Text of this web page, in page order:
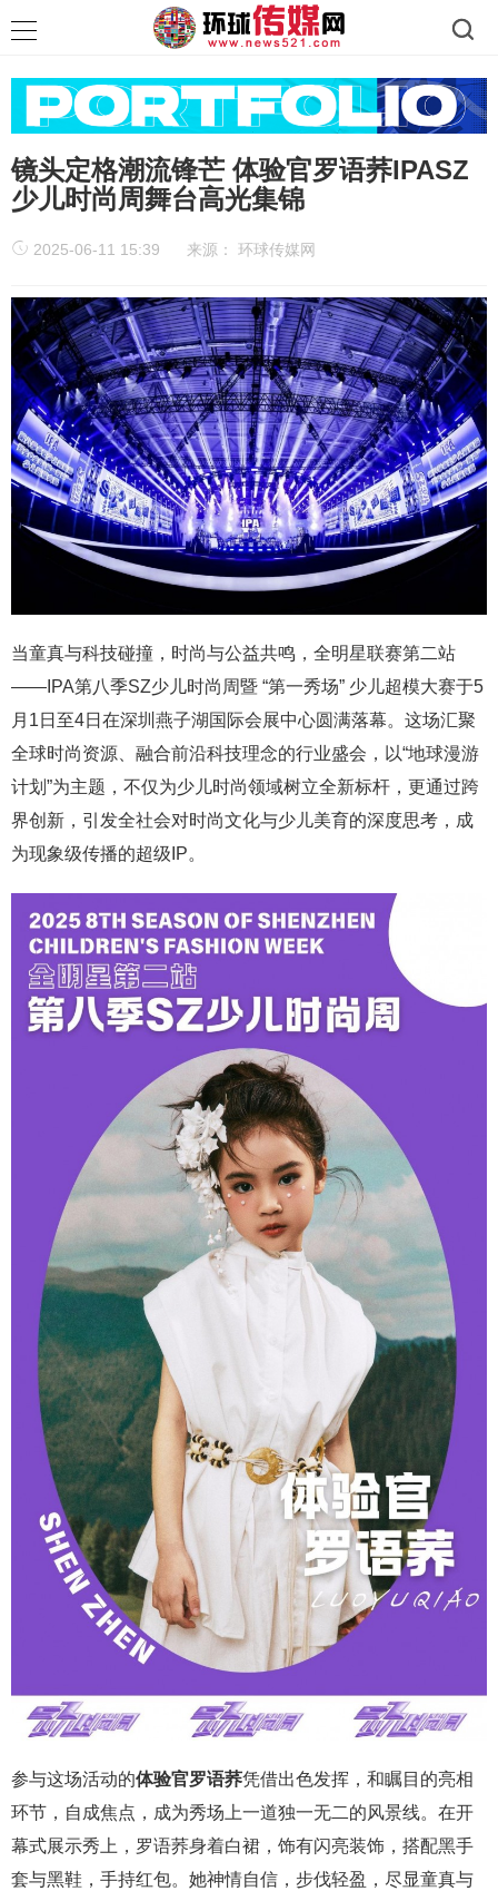
镜头定格潮流锋芒 体验官罗语荞IPASZ
少儿时尚周舞台高光集锦
2025-06-11 15:39 来源： 环球传媒网
当童真与科技碰撞，时尚与公益共鸣，全明星联赛第二站
——IPA第八季SZ少儿时尚周暨 “第一秀场” 少儿超模大赛于5
月1日至4日在深圳燕子湖国际会展中心圆满落幕。这场汇聚
全球时尚资源、融合前沿科技理念的行业盛会，以“地球漫游
计划”为主题，不仅为少儿时尚领域树立全新标杆，更通过跨
界创新，引发全社会对时尚文化与少儿美育的深度思考，成
为现象级传播的超级IP。
参与这场活动的体验官罗语荞凭借出色发挥，和瞩目的亮相
环节，自成焦点，成为秀场上一道独一无二的风景线。在开
幕式展示秀上，罗语荞身着白裙，饰有闪亮装饰，搭配黑手
套与黑鞋，手持红包。她神情自信，步伐轻盈，尽显童真与